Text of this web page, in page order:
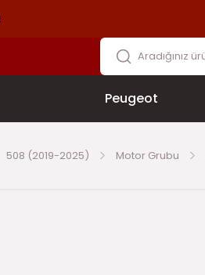
Peugeot
508 (2019-2025) Motor Grubu